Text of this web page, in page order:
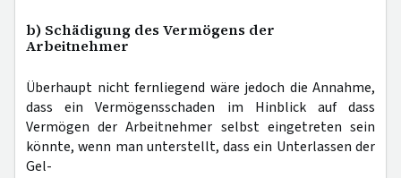
b) Schädigung des Vermögens der
Arbeitnehmer
Überhaupt nicht fernliegend wäre jedoch die Annahme,
dass ein Vermögensschaden im Hinblick auf dass
Vermögen der Arbeitnehmer selbst eingetreten sein
könnte, wenn man unterstellt, dass ein Unterlassen der
Gel-